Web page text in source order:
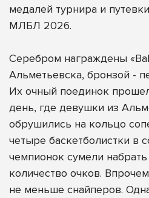
медалей турнира и
МЛБЛ 2026.
Серебром награждены
Альметьевска, бронзой -
Их очный поединок
день, где девушки из
обрушились на кольцо
четыре баскетболистки в
чемпионок сумели
количество очков.
не меньше снайперов.